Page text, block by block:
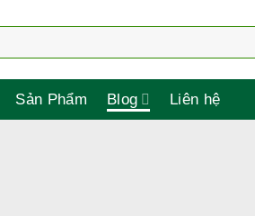
Sản Phẩm Blog Liên hệ